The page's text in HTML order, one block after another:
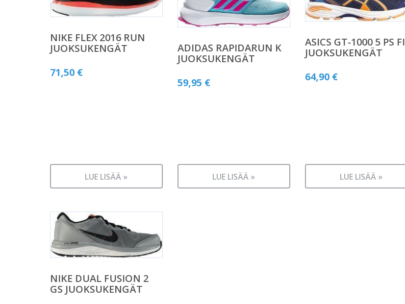
NIKE FLEX 2016 RUN
JUOKSUKENGÄT
71,50 €
LUE LISÄÄ »
ADIDAS RAPIDARUN K
JUOKSUKENGÄT
59,95 €
LUE LISÄÄ »
ASICS GT-1000 5 PS FI
JUOKSUKENGÄT
64,90 €
LUE LISÄÄ »
NIKE DUAL FUSION 2
GS JUOKSUKENGÄT